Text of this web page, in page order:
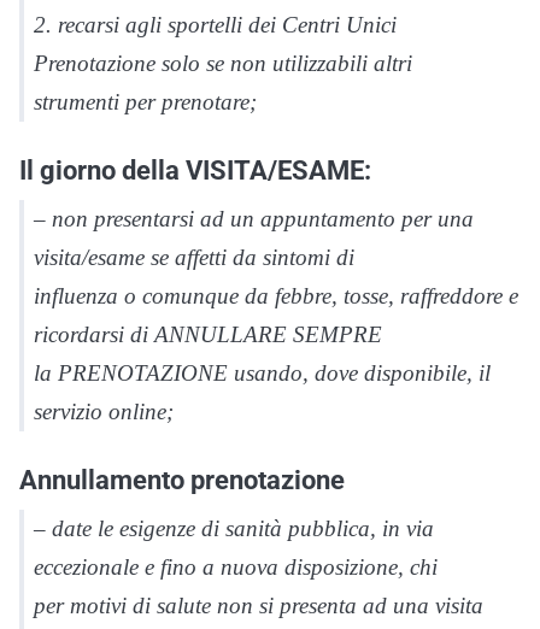
2. recarsi agli sportelli dei Centri Unici
Prenotazione solo se non utilizzabili altri
strumenti per prenotare;
Il giorno della VISITA/ESAME:
– non presentarsi ad un appuntamento per una
visita/esame se affetti da sintomi di
influenza o comunque da febbre, tosse, raffreddore e
ricordarsi di ANNULLARE SEMPRE
la PRENOTAZIONE usando, dove disponibile, il
servizio online;
Annullamento prenotazione
– date le esigenze di sanità pubblica, in via
eccezionale e fino a nuova disposizione, chi
per motivi di salute non si presenta ad una visita